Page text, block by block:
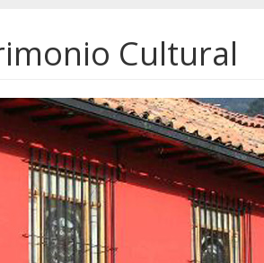
Cultural